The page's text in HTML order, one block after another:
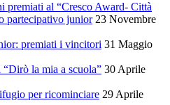
premiati al “Cresco Award- Città
partecipativo junior 23 Novembre
premiati i vincitori 31 Maggio
la mia a scuola” 30 Aprile
per ricominciare 29 Aprile